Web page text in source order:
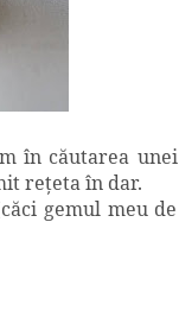
în căutarea unei
reţeta în dar.
gemul meu de